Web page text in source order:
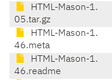
HTML-Mason-1.
05.tar.gz
HTML-Mason-1.
46.meta
HTML-Mason-1.
46.readme